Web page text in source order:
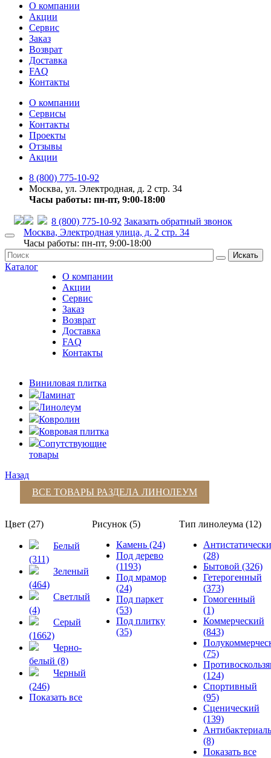
О компании
Акции
Сервис
Заказ
Возврат
Доставка
FAQ
Контакты
О компании
Сервисы
Контакты
Проекты
Отзывы
Акции
8 (800) 775-10-92
Москва, ул. Электродная, д. 2 стр. 34
Часы работы: пн-пт, 9:00-18:00
8 (800) 775-10-92 Заказать обратный звонок
Москва, Электродная улица, д. 2 стр. 34
Часы работы: пн-пт, 9:00-18:00
Искать
Каталог
О компании
Акции
Сервис
Заказ
Возврат
Доставка
FAQ
Контакты
Виниловая плитка
Ламинат
Линолеум
Ковролин
Ковровая плитка
Сопутствующие
товары
Назад
ВСЕ ТОВАРЫ РАЗДЕЛА ЛИНОЛЕУМ
Цвет (27)
Белый
(311)
Зеленый
(464)
Светлый
(4)
Серый
(1662)
Черно-
белый (8)
Черный
(246)
Показать все
Рисунок (5)
Камень (24)
Под дерево
(1193)
Под мрамор
(24)
Под паркет
(53)
Под плитку
(35)
Тип линолеума (12)
(28)
Бытовой (326)
Гетерогенный
(373)
Гомогенный
(1)
Коммерческий
(843)
(75)
(124)
Спортивный
(95)
Сценический
(139)
(8)
Показать все